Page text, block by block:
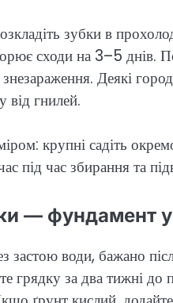
зубки в
сходи на 3–5 днів.
Деякі
від гнилей.
крупні садіть
під час збирання та
— фундамент
застою води, бажано
грядку за два тижні